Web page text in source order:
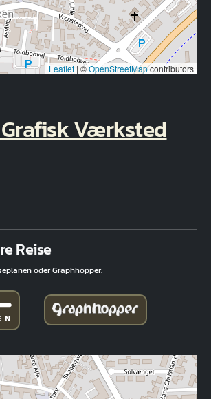
Leaflet | ©OpenStreetMapcontributors
Værksted
Reise
oder Graphhopper.